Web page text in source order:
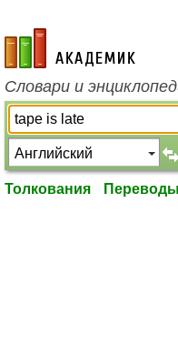
academic.ru
Словари и
Толкования Переводы